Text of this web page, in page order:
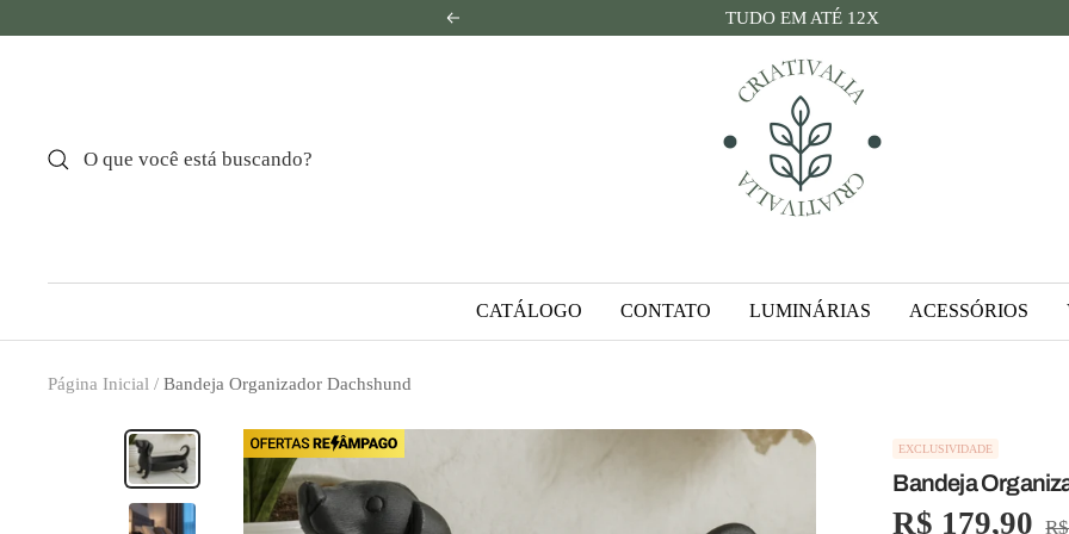
Anterior TUDO EM ATÉ 12X
Criativalia
CATÁLOGO CONTATO LUMINÁRIAS ACESSÓRIOS
Página Inicial Bandeja Organizador Dachshund
EXCLUSIVIDADE
Bandeja
Preço
R$ 179,90